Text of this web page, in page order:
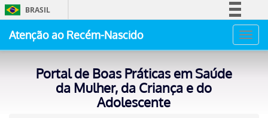
BRASIL
Acesso à informação
Atenção ao Recém-Nascido
Portal de Boas Práticas em Saúde
da Mulher, da Criança e do
Adolescente